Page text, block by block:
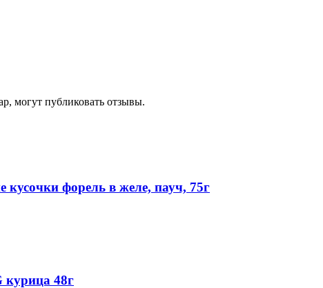
могут публиковать отзывы.
форель в желе, пауч, 75г
48г